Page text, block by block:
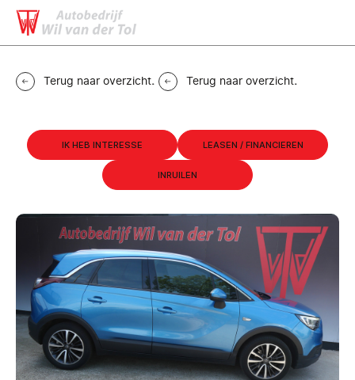
Terug naar overzicht. Terug naar overzicht.
IK HEB INTERESSE LEASEN / FINANCIEREN
INRUILEN